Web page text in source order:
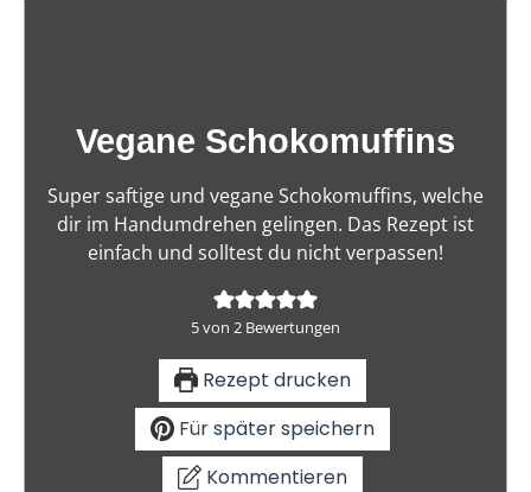
Vegane Schokomuffins
Super saftige und vegane Schokomuffins, welche
dir im Handumdrehen gelingen. Das Rezept ist
einfach und solltest du nicht verpassen!
5von 2 Bewertungen
Rezept drucken
Für später speichern
Kommentieren